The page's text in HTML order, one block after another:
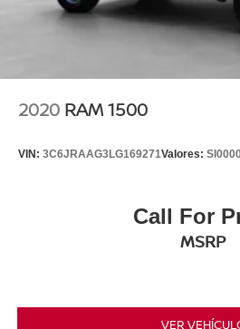
2020 RAM 1500
VIN: 3C6JRAAG3LG169271Valores:
Call For
MSRP
VER